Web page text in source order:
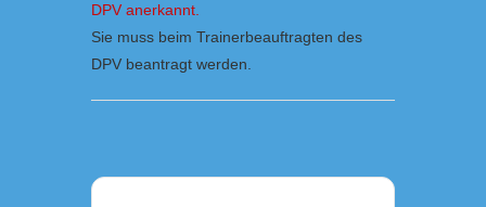
DPV anerkannt.
Sie muss beim Trainerbeauftragten des
DPV beantragt werden.